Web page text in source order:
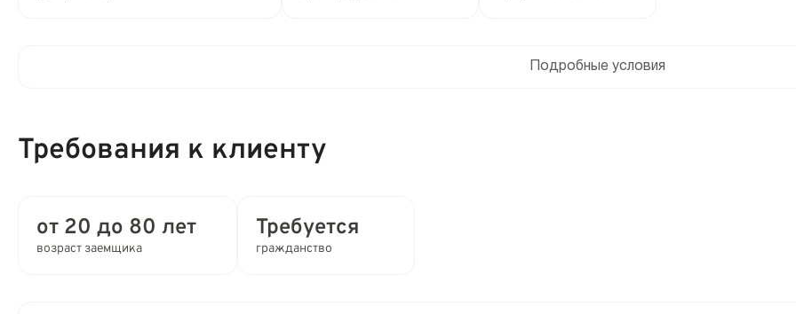
Полная стоимость кредита (ПСК) :
Выдача займа:
Подробные условия
Требования к клиенту
от 20 до 80 лет
возраст заемщика
Требуется
гражданство